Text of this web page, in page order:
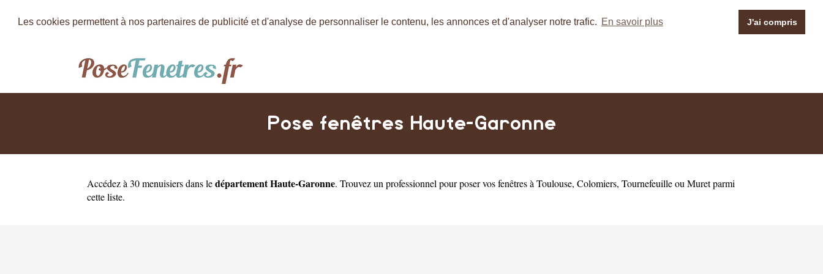
Les cookies permettent à nos partenaires de publicité et d'analyse de personnaliser le contenu, les annonces et d'analyser notre trafic. En savoir plus J'ai compris
Pose fenêtres Haute-Garonne
Accédez à 30 menuisiers dans ledépartement Haute-Garonne. Trouvez un professionnel pour poser vos fenêtres à Toulouse, Colomiers, Tournefeuilleou Muretparmi
cette liste.